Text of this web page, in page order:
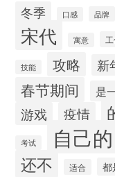
冬季 口感 品牌
宋代 寓意
技能 攻略 新
春节期间 是
游戏 疫情
考试 自己的
还不 适合 都